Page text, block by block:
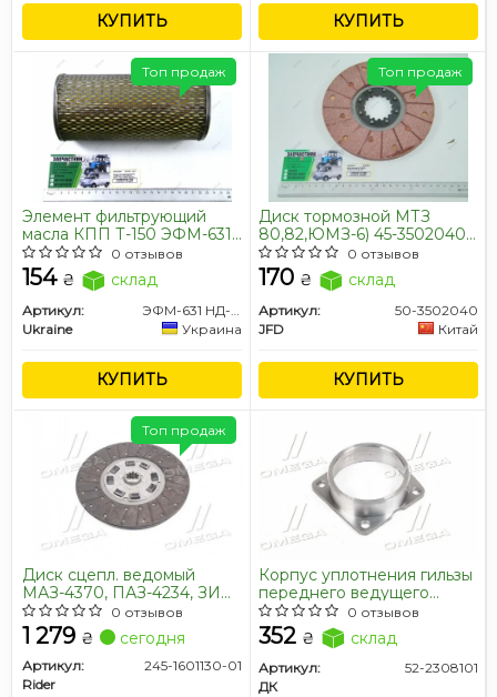
КУПИТЬ КУПИТЬ
Элемент фильтрующий
масла КПП Т-150 ЭФМ-631
НД-011 гидравлики МТЗ
ЭФМ Р-365-1-06
0 отзывов
154 ₴ склад
Артикул:
Ukraine
Украина
КУПИТЬ
Топ продаж
Диск тормозной МТЗ
80,82,ЮМЗ-6) 45-3502040
СБ малый (176 мм)
клепанный (JFD)
0 отзывов
170 ₴ склад
Артикул:
50-3502040
JFD
Китай
КУПИТЬ
Топ продаж
Диск сцепл. ведомый
МАЗ-4370, ПАЗ-4234, ЗИЛ
(дв.Д245) (RIDER)
0 отзывов
1 279 ₴ сегодня
Артикул:
245-1601130-01
Rider
Топ продаж
Корпус уплотнения гильзы
переднего ведущего
моста (крышка) МТЗ-82-
950 <ДК>
0 отзывов
352 ₴ склад
Артикул:
52-2308101
ДК